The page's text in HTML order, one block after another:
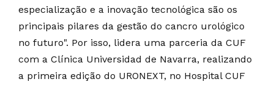
especialização e a inovação tecnológica são os
principais pilares da gestão do cancro urológico
no futuro". Por isso, lidera uma parceria da CUF
com a Clínica Universidad de Navarra, realizando
a primeira edição do URONEXT, no Hospital CUF